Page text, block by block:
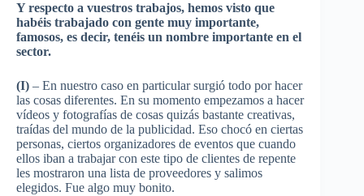
Y respecto a vuestros trabajos, hemos visto que
habéis trabajado con gente muy importante,
famosos, es decir, tenéis un nombre importante en el
sector.
(I) – En nuestro caso en particular surgió todo por hacer
las cosas diferentes. En su momento empezamos a hacer
vídeos y fotografías de cosas quizás bastante creativas,
traídas del mundo de la publicidad. Eso chocó en ciertas
personas, ciertos organizadores de eventos que cuando
ellos iban a trabajar con este tipo de clientes de repente
les mostraron una lista de proveedores y salimos
elegidos. Fue algo muy bonito.